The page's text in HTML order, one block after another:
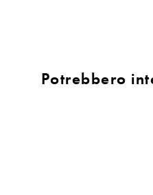
Potrebbero